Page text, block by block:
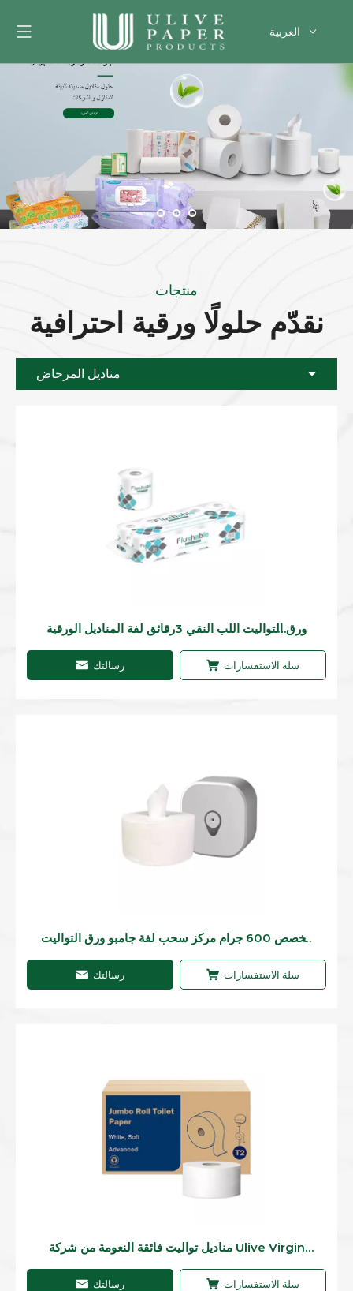
العربية
Español
Deutsch
Filipino
منتجات
نقدّم حلولًا ورقية احترافية
مناديل المرحاض
ورق التواليت اللب النقي 3رقائق لفة المناديل الورقية
الحمام Ulive بالجملة حسب الطلب
رسالتك سلة الاستفسارات
مخصص 600 جرام مركز سحب لفة جامبو ورق التواليت
غسيل الفندق
رسالتك سلة الاستفسارات
مناديل تواليت فائقة النعومة من شركة Ulive Virgin
رسالتك سلة الاستفسارات